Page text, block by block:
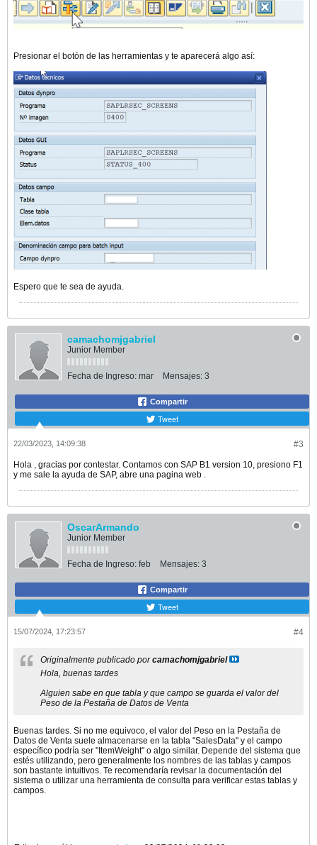
Presionar el botón de las herramientas y te aparecerá algo así:
Espero que te sea de ayuda.
camachomjgabriel
Junior Member
Fecha de Ingreso: mar Mensajes: 3
Compartir
Tweet
#3
22/03/2023, 14:09:38
Hola , gracias por contestar. Contamos con SAP B1 version 10, presiono F1
y me sale la ayuda de SAP, abre una pagina web .
OscarArmando
Junior Member
Fecha de Ingreso: feb Mensajes: 3
Compartir
Tweet
#4
15/07/2024, 17:23:57
Originalmente publicado porcamachomjgabriel
Hola, buenas tardes
Alguien sabe en que tabla y que campo se guarda el valor del
Peso de la Pestaña de Datos de Venta​
Buenas tardes. Si no me equivoco, el valor del Peso en la Pestaña de
Datos de Venta suele almacenarse en la tabla "SalesData" y el campo
específico podría ser "ItemWeight" o algo similar. Depende del sistema que
estés utilizando, pero generalmente los nombres de las tablas y campos
son bastante intuitivos. Te recomendaría revisar la documentación del
sistema o utilizar una herramienta de consulta para verificar estas tablas y
campos.